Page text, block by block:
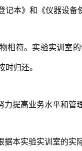
本》和《仪器设备
相符。实验实训室
归还。
提高业务水平和管
本实验实训室的实